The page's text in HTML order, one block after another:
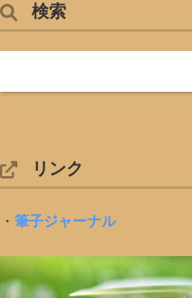
検索
リンク
・ 筆子ジャーナル